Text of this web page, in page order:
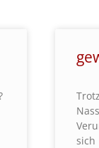
sich